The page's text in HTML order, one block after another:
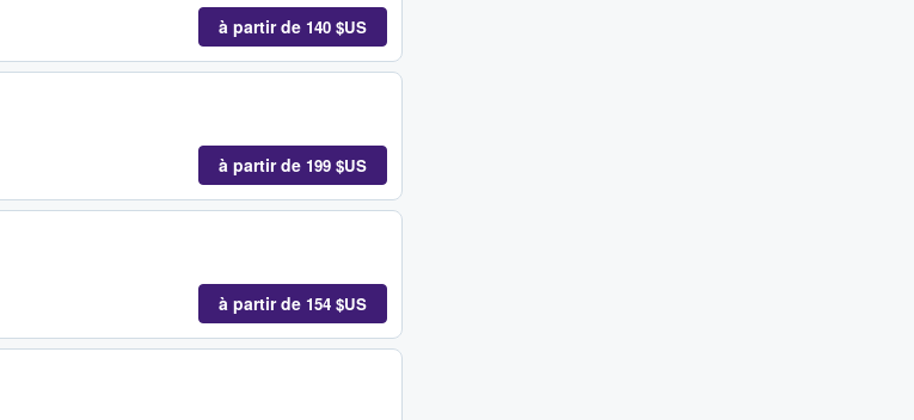
à partir de 140 $US
à partir de 199 $US
à partir de 154 $US